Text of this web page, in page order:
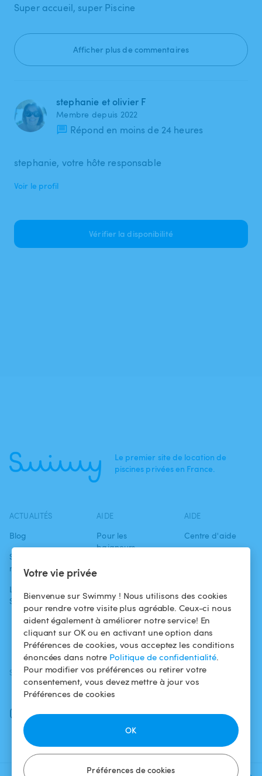
Votre vie privée
Bienvenue sur Swimmy ! Nous utilisons des cookies
pour rendre votre visite plus agréable. Ceux-ci nous
aident également à améliorer notre service! En
cliquant sur OK ou en activant une option dans
Préférences de cookies, vous acceptez les conditions
énoncées dans notre Politique de confidentialité.
Pour modifier vos préférences ou retirer votre
consentement, vous devez mettre à jour vos
Préférences de cookies
Préférences de cookies
OK
Super accueil, super Piscine
Afficher plus de commentaires
stephanie et olivier F
Membre depuis 2022
Répond en moins de 24 heures
stephanie, votre hôte responsable
Voir le profil
Vérifier la disponibilité
Le premier site de location de
piscines privées en France.
ACTUALITÉS
Blog
Swimmy dans les
médias
L'aventure
Swimmy
AIDE
Pour les
baigneurs
Louer ma piscine
Comment ça
marche ?
AIDE
Centre d'aide
confidentialité
Mentions légales
SUIVEZ-NOUS
Facebook
Instagram
TÉLÉCHARGEZ L'APP